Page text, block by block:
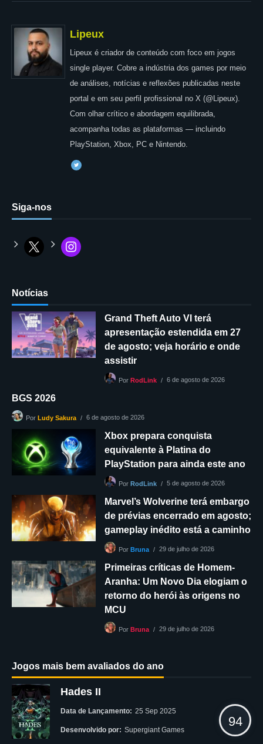
Lipeux
Lipeux é criador de conteúdo com foco em jogos
single player. Cobre a indústria dos games por meio
de análises, notícias e reflexões publicadas neste
portal e em seu perfil profissional no X (@Lipeux).
Com olhar crítico e abordagem equilibrada,
acompanha todas as plataformas — incluindo
PlayStation, Xbox, PC e Nintendo.
Siga-nos
Notícias
Grand Theft Auto VI terá
apresentação estendida em 27
de agosto; veja horário e onde
assistir
Por RodLink 6 de agosto de 2026
BGS 2026
Por Ludy Sakura 6 de agosto de 2026
Xbox prepara conquista
equivalente à Platina do
PlayStation para ainda este ano
Por RodLink 5 de agosto de 2026
Marvel’s Wolverine terá embargo
de prévias encerrado em agosto;
gameplay inédito está a caminho
Por Bruna 29 de julho de 2026
Primeiras críticas de Homem-
Aranha: Um Novo Dia elogiam o
retorno do herói às origens no
MCU
Por Bruna 29 de julho de 2026
Jogos mais bem avaliados do ano
Hades II
Data de Lançamento: 25 Sep 2025
Desenvolvido por: Supergiant Games
94